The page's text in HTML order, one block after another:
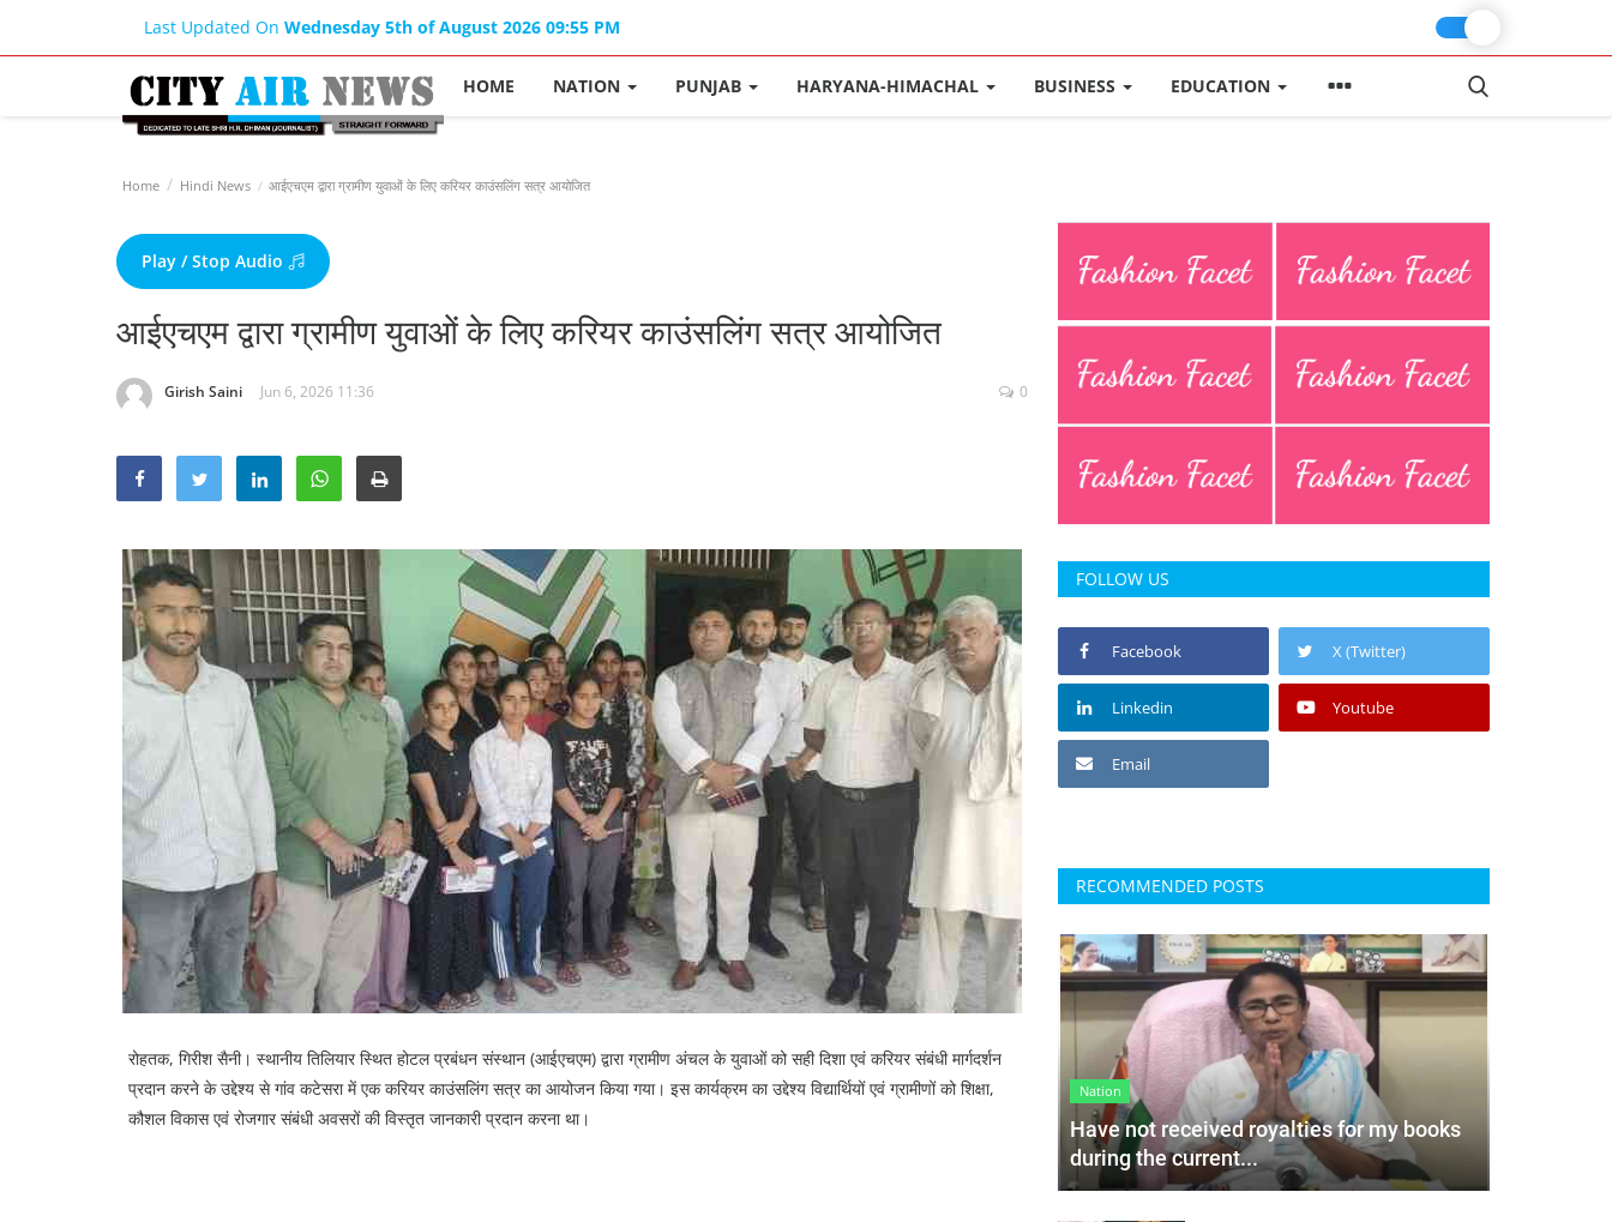
Last Updated On Wednesday 5th of August 2026 09:55 PM
HOME NATION PUNJAB HARYANA-HIMACHAL BUSINESS EDUCATION
Home Hindi News आईएचएम द्वारा ग्रामीण युवाओं के लिए करियर काउंसलिंग सत्र आयोजित
Play / Stop Audio
आईएचएम द्वारा ग्रामीण युवाओं के लिए करियर काउंसलिंग सत्र आयोजित
Girish Saini Jun 6, 2026 11:36 0
रोहतक, गिरीश सैनी। स्थानीय तिलियार स्थित होटल प्रबंधन संस्थान (आईएचएम) द्वारा ग्रामीण अंचल के युवाओं को सही दिशा एवं करियर संबंधी मार्गदर्शन
प्रदान करने के उद्देश्य से गांव कटेसरा में एक करियर काउंसलिंग सत्र का आयोजन किया गया। इस कार्यक्रम का उद्देश्य विद्यार्थियों एवं ग्रामीणों को शिक्षा,
कौशल विकास एवं रोजगार संबंधी अवसरों की विस्तृत जानकारी प्रदान करना था।
FOLLOW US
Facebook X (Twitter)
Linkedin Youtube
Email
RECOMMENDED POSTS
Nation
Have not received royalties for my books
during the current...